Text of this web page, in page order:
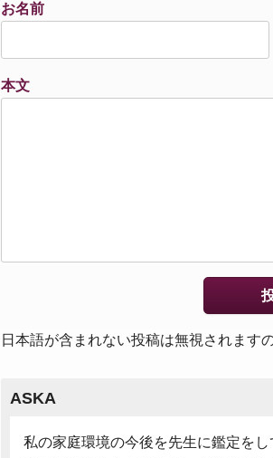
お名前
本文
日本語が含まれない投稿は無視されます
ASKA
私の家庭環境の今後を先生に鑑定を